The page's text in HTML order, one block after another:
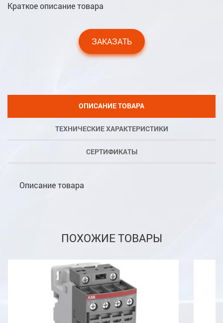
Краткое описание товара
ЗАКАЗАТЬ
ОПИСАНИЕ ТОВАРА
ТЕХНИЧЕСКИЕ ХАРАКТЕРИСТИКИ
СЕРТИФИКАТЫ
Описание товара
ПОХОЖИЕ ТОВАРЫ